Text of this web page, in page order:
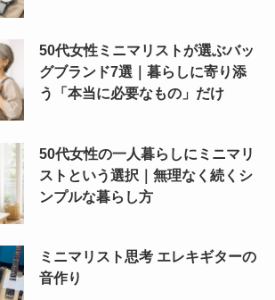
50代女性ミニマリストが選ぶバッ
グブランド7選｜暮らしに寄り添
う「本当に必要なもの」だけ
50代女性の一人暮らしにミニマリ
ストという選択｜無理なく続くシ
ンプルな暮らし方
ミニマリスト思考 エレキギターの
音作り